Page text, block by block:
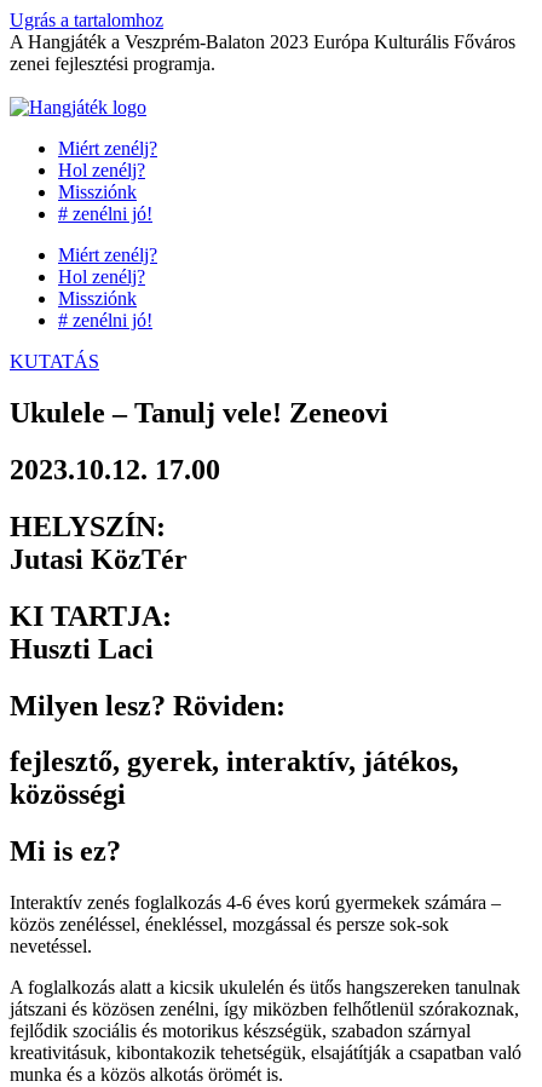
Ugrás a tartalomhoz
A Hangjáték a Veszprém-Balaton 2023 Európa Kulturális Főváros
zenei fejlesztési programja.
Miért zenélj?
Hol zenélj?
Missziónk
# zenélni jó!
Miért zenélj?
Hol zenélj?
Missziónk
# zenélni jó!
KUTATÁS
Ukulele – Tanulj vele! Zeneovi
2023.10.12. 17.00
HELYSZÍN:
Jutasi KözTér
KI TARTJA:
Huszti Laci
Milyen lesz? Röviden:
fejlesztő, gyerek, interaktív, játékos,
közösségi
Mi is ez?
Interaktív zenés foglalkozás 4-6 éves korú gyermekek számára –
közös zenéléssel, énekléssel, mozgással és persze sok-sok
nevetéssel.
A foglalkozás alatt a kicsik ukulelén és ütős hangszereken tanulnak
játszani és közösen zenélni, így miközben felhőtlenül szórakoznak,
fejlődik szociális és motorikus készségük, szabadon szárnyal
kreativitásuk, kibontakozik tehetségük, elsajátítják a csapatban való
munka és a közös alkotás örömét is.